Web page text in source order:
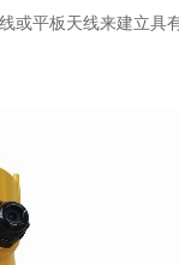
或平板天线来建立具